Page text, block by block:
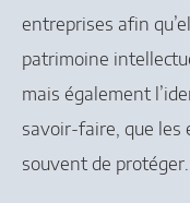
entreprises afin
patrimoine
mais également
savoir-faire, que
souvent de protéger.